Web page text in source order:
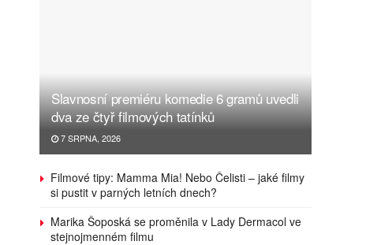
Slavnosní premiéru komedie 6 gramů uvedli
dva ze čtyř filmových tatínků
7 SRPNA, 2026
Filmové tipy: Mamma Mia! Nebo Čelisti – jaké filmy
si pustit v parných letních dnech?
Marika Šoposká se proměnila v Lady Dermacol ve
stejnojmenném filmu